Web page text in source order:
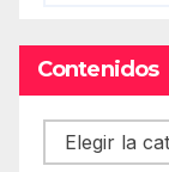
Contenidos
Contenidos